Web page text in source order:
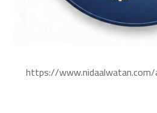
🔗 https://